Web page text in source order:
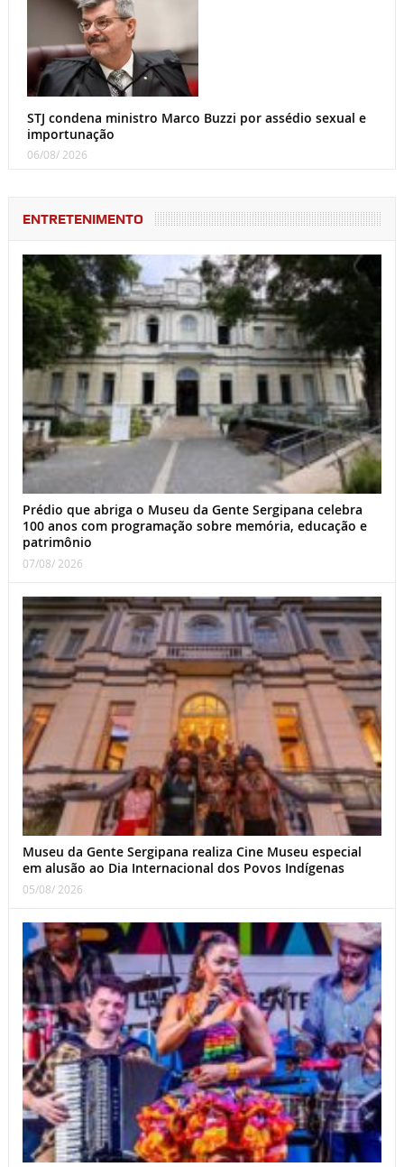
STJ condena ministro Marco Buzzi por assédio sexual e
importunação
06/08/ 2026
ENTRETENIMENTO
Prédio que abriga o Museu da Gente Sergipana celebra
100 anos com programação sobre memória, educação e
patrimônio
07/08/ 2026
Museu da Gente Sergipana realiza Cine Museu especial
em alusão ao Dia Internacional dos Povos Indígenas
05/08/ 2026